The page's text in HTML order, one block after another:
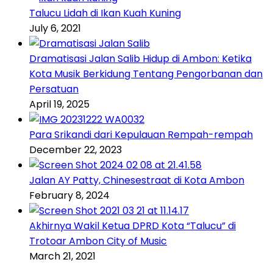
Talucu Lidah di Ikan Kuah Kuning
July 6, 2021
Dramatisasi Jalan Salib Hidup di Ambon: Ketika
Kota Musik Berkidung Tentang Pengorbanan dan
Persatuan
April 19, 2025
Para Srikandi dari Kepulauan Rempah-rempah
December 22, 2023
Jalan AY Patty, Chinesestraat di Kota Ambon
February 8, 2024
Akhirnya Wakil Ketua DPRD Kota “Talucu” di
Trotoar Ambon City of Music
March 21, 2021